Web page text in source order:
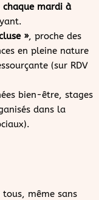
mardi à
», proche des
en pleine nature
(sur RDV
bien-être, stages
dans la
tous, même sans